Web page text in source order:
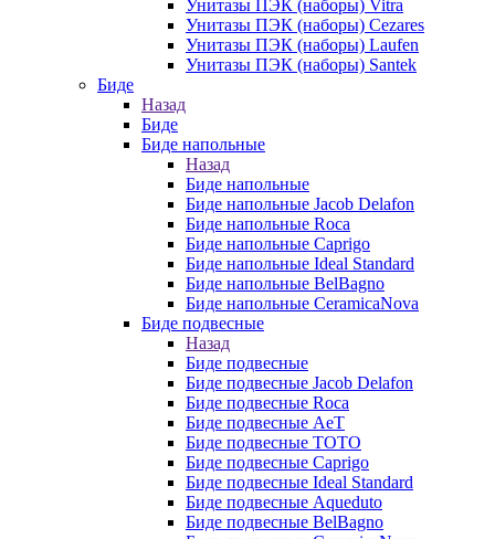
Унитазы ПЭК (наборы) Vitra
Унитазы ПЭК (наборы) Cezares
Унитазы ПЭК (наборы) Laufen
Унитазы ПЭК (наборы) Santek
Биде
Назад
Биде
Биде напольные
Назад
Биде напольные
Биде напольные Jacob Delafon
Биде напольные Roca
Биде напольные Caprigo
Биде напольные Ideal Standard
Биде напольные BelBagno
Биде напольные CeramicaNova
Биде подвесные
Назад
Биде подвесные
Биде подвесные Jacob Delafon
Биде подвесные Roca
Биде подвесные AeT
Биде подвесные TOTO
Биде подвесные Caprigo
Биде подвесные Ideal Standard
Биде подвесные Aqueduto
Биде подвесные BelBagno